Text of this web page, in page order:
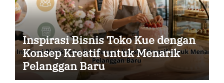
Inspirasi Bisnis Toko Kue dengan
Konsep Kreatif untuk Menarik
Pelanggan Baru